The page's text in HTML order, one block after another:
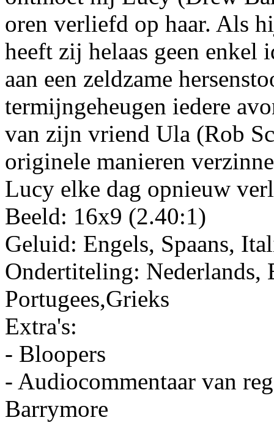
oren verliefd op haar. Als
heeft zij helaas geen
aan een zeldzame
termijngeheugen iedere
van zijn vriend Ula (Rob
originele manieren
Lucy elke dag opnieuw
Beeld: 16x9 (2.40:1)
Geluid: Engels, Spaans,
Ondertiteling: Nederlands,
Portugees,Grieks
Extra's:
- Bloopers
- Audiocommentaar van
Barrymore